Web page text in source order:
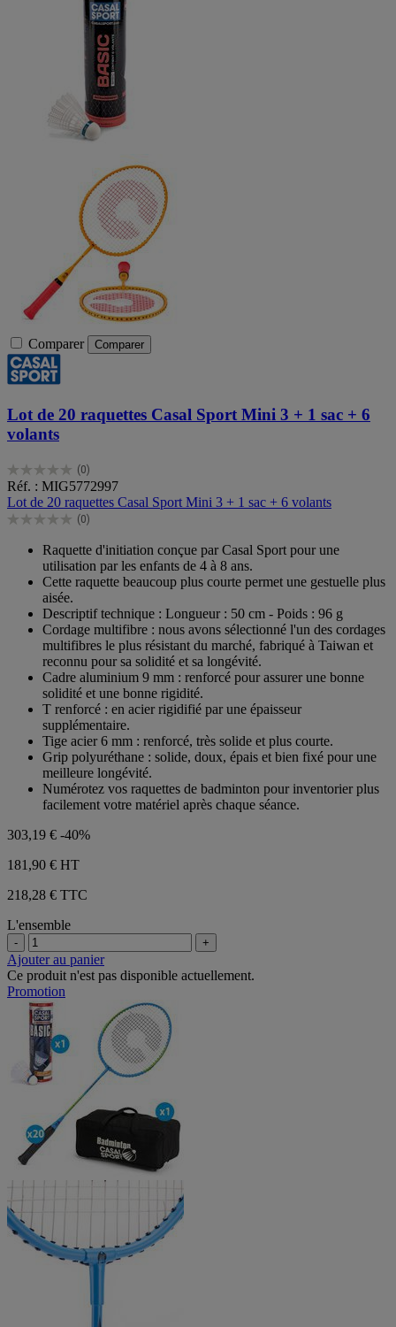
Comparer Comparer
Lot de 20 raquettes Casal Sport Mini 3 + 1 sac + 6
volants
(0)
0.0
sur
5
étoiles.
Réf. : MIG5772997
Lot de 20 raquettes Casal Sport Mini 3 + 1 sac + 6 volants
(0)
0.0
étoiles.
Raquette d'initiation conçue par Casal Sport pour une
utilisation par les enfants de 4 à 8 ans.
Cette raquette beaucoup plus courte permet une gestuelle plus
aisée.
Descriptif technique : Longueur : 50 cm - Poids : 96 g
Cordage multifibre : nous avons sélectionné l'un des cordages
multifibres le plus résistant du marché, fabriqué à Taiwan et
reconnu pour sa solidité et sa longévité.
Cadre aluminium 9 mm : renforcé pour assurer une bonne
solidité et une bonne rigidité.
T renforcé : en acier rigidifié par une épaisseur
supplémentaire.
Tige acier 6 mm : renforcé, très solide et plus courte.
Grip polyuréthane : solide, doux, épais et bien fixé pour une
meilleure longévité.
Numérotez vos raquettes de badminton pour inventorier plus
facilement votre matériel après chaque séance.
303,19 € -40%
181,90 € HT
218,28 € TTC
L'ensemble
- +
Ajouter au panier
Ce produit n'est pas disponible actuellement.
Promotion